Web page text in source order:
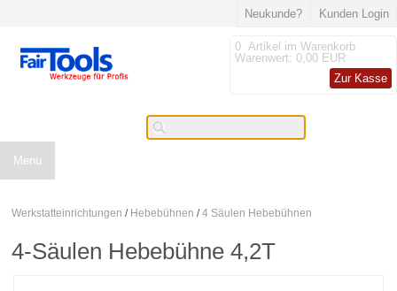
Kunden Login
Neukunde?
0 Artikel im Warenkorb
Warenwert: 0,00 EUR
Zur Kasse
Menu
Werkstatteinrichtungen / Hebebühnen /4 Säulen Hebebühnen
4-Säulen Hebebühne 4,2T